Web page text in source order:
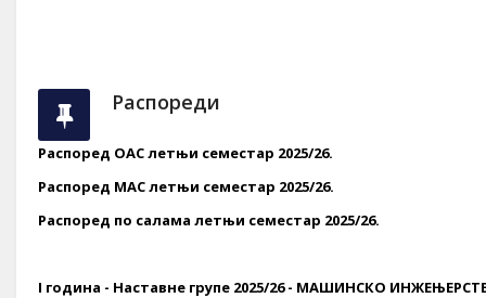
Распореди
Распоред ОАС летњи семестар 2025/26.
Распоред МАС летњи семестар 2025/26.
Распоред по салама летњи семестар 2025/26.
I година - Наставне групе 2025/26 - МАШИНСКО